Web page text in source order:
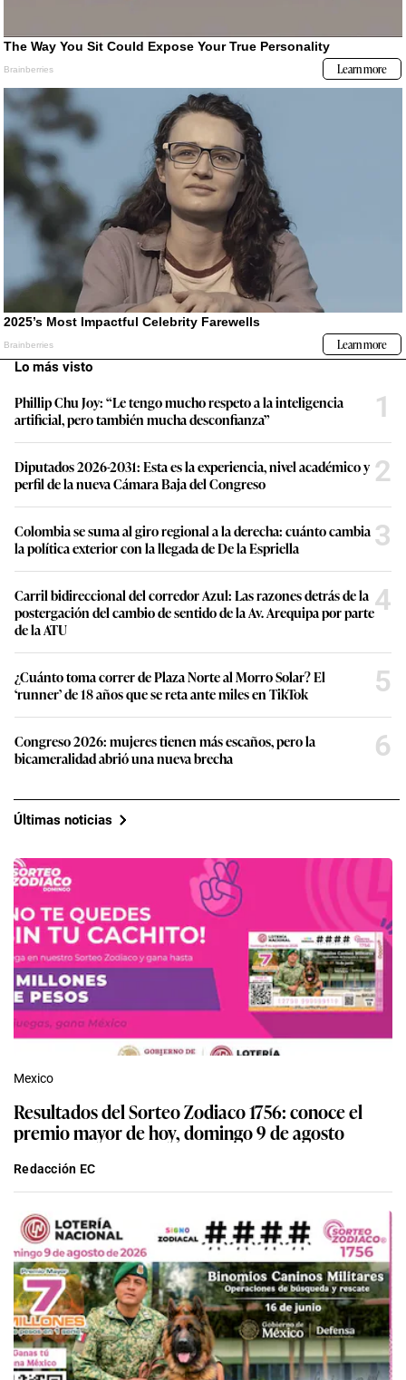
Lo más visto
Phillip Chu Joy: “Le tengo mucho respeto a la inteligencia
artificial, pero también mucha desconfianza”
1
Diputados 2026-2031: Esta es la experiencia, nivel académico y
perfil de la nueva Cámara Baja del Congreso
2
Colombia se suma al giro regional a la derecha: cuánto cambia
la política exterior con la llegada de De la Espriella
3
Carril bidireccional del corredor Azul: Las razones detrás de la
postergación del cambio de sentido de la Av. Arequipa por parte
de la ATU
4
¿Cuánto toma correr de Plaza Norte al Morro Solar? El
‘runner’ de 18 años que se reta ante miles en TikTok
5
Congreso 2026: mujeres tienen más escaños, pero la
bicameralidad abrió una nueva brecha
6
Últimas noticias
Mexico
Resultados del Sorteo Zodiaco 1756: conoce el
premio mayor de hoy, domingo 9 de agosto
Redacción EC